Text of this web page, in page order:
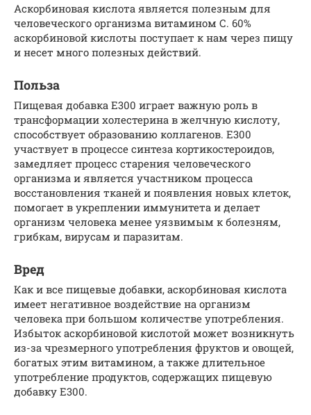
Аскорбиновая кислота является полезным для
человеческого организма витамином С. 60%
аскорбиновой кислоты поступает к нам через пищу
и несет много полезных действий.
Польза
Пищевая добавка Е300 играет важную роль в
трансформации холестерина в желчную кислоту,
способствует образованию коллагенов. Е300
участвует в процессе синтеза кортикостероидов,
замедляет процесс старения человеческого
организма и является участником процесса
восстановления тканей и появления новых клеток,
помогает в укреплении иммунитета и делает
организм человека менее уязвимым к болезням,
грибкам, вирусам и паразитам.
Вред
Как и все пищевые добавки, аскорбиновая кислота
имеет негативное воздействие на организм
человека при большом количестве употребления.
Избыток аскорбиновой кислотой может возникнуть
из-за чрезмерного употребления фруктов и овощей,
богатых этим витамином, а также длительное
употребление продуктов, содержащих пищевую
добавку Е300.